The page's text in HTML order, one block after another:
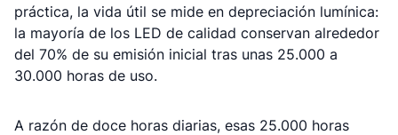
práctica, la vida útil se mide en depreciación lumínica:
la mayoría de los LED de calidad conservan alrededor
del 70% de su emisión inicial tras unas 25.000 a
30.000 horas de uso.
A razón de doce horas diarias, esas 25.000 horas